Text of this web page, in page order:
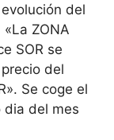
del
ZONA
SOR se
del
Se coge el
dia del mes